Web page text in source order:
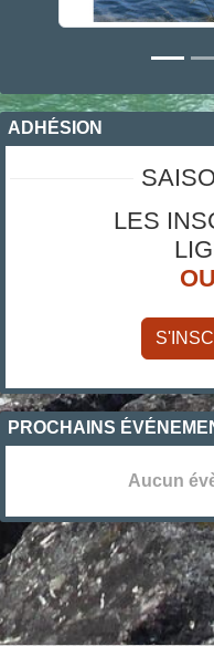
ADHÉSION
LES
PROCHAINS
Aucun